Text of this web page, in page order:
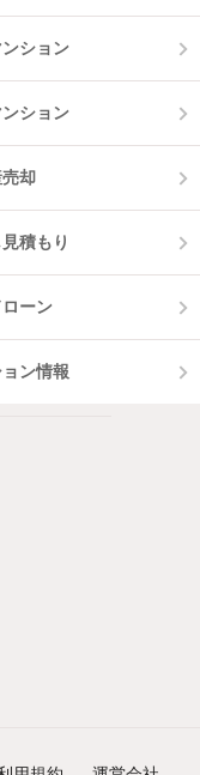
ション
ション
却
積もり
ーン
ン情報